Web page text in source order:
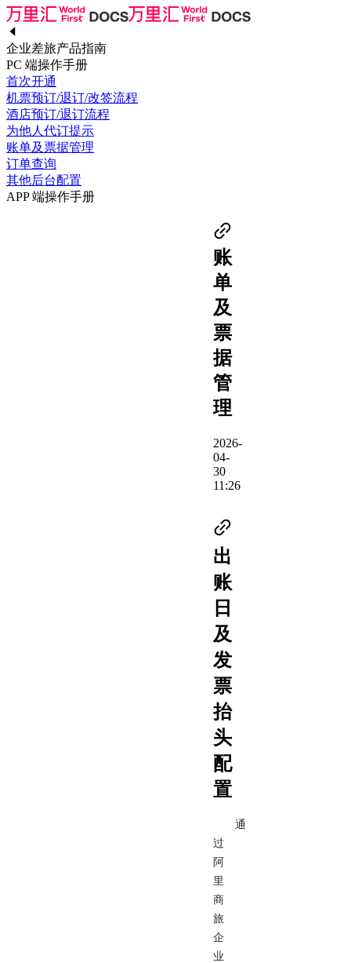
企业差旅产品指南
PC 端操作手册
首次开通
机票预订/退订/改签流程
酒店预订/退订流程
为他人代订提示
账单及票据管理
订单查询
其他后台配置
APP 端操作手册
账
单
及
票
据
管
理
2026-
04-
30
11:26
出
账
日
及
发
票
抬
头
配
置
通
过
阿
里
商
旅
企
业